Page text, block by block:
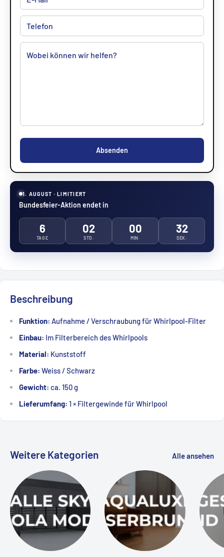
Absenden
1. AUGUST · LIMITIERT
Bundesfeier-Aktion endet in
6
TAGE
02
STD.
00
MIN.
31
SEK.
Beschreibung
Funktion: Aufnahme / Verschraubung für Whirlpool-Filter
Einbau: Im Filterbereich des Whirlpools
Material: Kunststoff
Farbe: Weiss / Schwarz
Gewicht: ca. 150 g
Lieferumfang: 1 × Filtergewinde für Whirlpool
Weitere Kategorien Alle ansehen